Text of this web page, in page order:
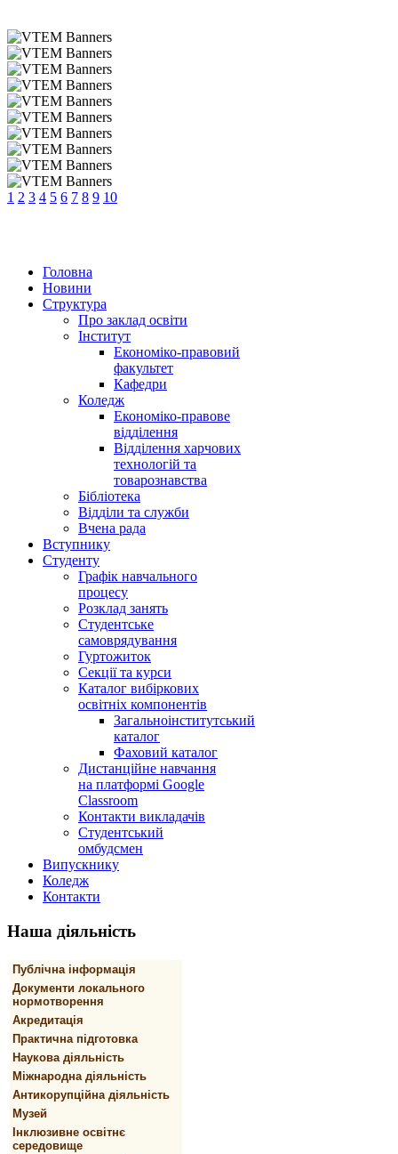
1 2 3 4 5 6 7 8 9 10
Головна
Новини
Структура
Про заклад освіти
Інститут
Економіко-правовий
факультет
Кафедри
Коледж
Економіко-правове
відділення
Відділення харчових
технологій та
товарознавства
Бібліотека
Відділи та служби
Вчена рада
Вступнику
Студенту
Графік навчального
процесу
Розклад занять
Студентське
самоврядування
Гуртожиток
Секції та курси
Каталог вибіркових
освітніх компонентів
Загальноінститутський
каталог
Фаховий каталог
Дистанційне навчання
на платформі Google
Classroom
Контакти викладачів
Студентський
омбудсмен
Випускнику
Коледж
Контакти
Наша діяльність
Публічна інформація
Документи локального
нормотворення
Акредитація
Практична підготовка
Наукова діяльність
Міжнародна діяльність
Антикорупційна діяльність
Музей
Інклюзивне освітнє
середовище